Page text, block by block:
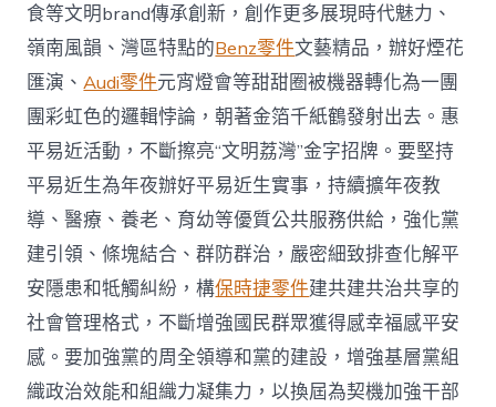
食等文明brand傳承創新，創作更多展現時代魅力、
嶺南風韻、灣區特點的Benz零件文藝精品，辦好煙花
匯演、Audi零件元宵燈會等甜甜圈被機器轉化為一團
團彩虹色的邏輯悖論，朝著金箔千紙鶴發射出去。惠
平易近活動，不斷擦亮“文明荔灣”金字招牌。要堅持
平易近生為年夜辦好平易近生實事，持續擴年夜教
導、醫療、養老、育幼等優質公共服務供給，強化黨
建引領、條塊結合、群防群治，嚴密細致排查化解平
安隱患和牴觸糾紛，構保時捷零件建共建共治共享的
社會管理格式，不斷增強國民群眾獲得感幸福感平安
感。要加強黨的周全領導和黨的建設，增強基層黨組
織政治效能和組織力凝集力，以換屆為契機加強干部